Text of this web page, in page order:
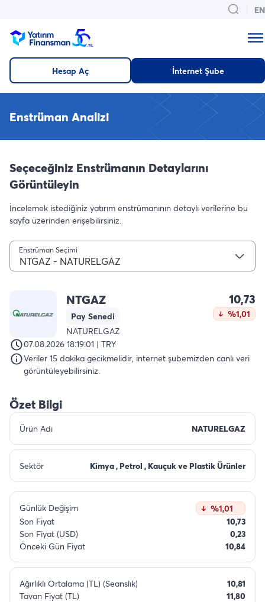
EN
Hesap Aç İnternet Şube
Enstrüman Analizi
Seçeceğiniz Enstrümanın Detaylarını
Görüntüleyin
İncelemek istediğiniz yatırım enstrümanının detaylı verilerine bu
sayfa üzerinden erişebilirsiniz.
Enstrüman Seçimi
NTGAZ - NATURELGAZ
NTGAZ
Pay Senedi
NATURELGAZ
10,73
%1,01
07.08.2026 18:19:01 | TRY
Veriler 15 dakika gecikmelidir, internet şubemizden canlı veri
görüntüleyebilirsiniz.
Özet Bilgi
Ürün Adı NATURELGAZ
Sektör Kimya , Petrol , Kauçuk ve Plastik Ürünler
Günlük Değişim
%1,01
Son Fiyat
10,73
Son Fiyat (USD)
0,23
Önceki Gün Fiyat
10,84
Ağırlıklı Ortalama (TL) (Seanslık)
10,81
Tavan Fiyat (TL)
11,80